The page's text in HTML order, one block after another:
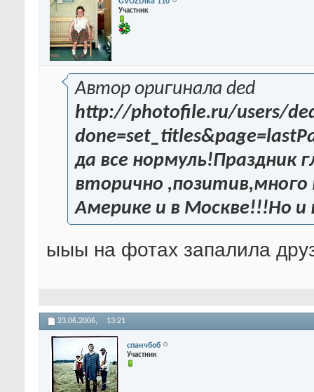
Участник
Автор оригинала ded
http://photofile.ru/users/
да все нормуль!Праздник
вторично ,позитив,много
Америке и в Москве!!!Но и
ыыы на фотах запалила
23.06.2006, 13:21
спанчбоб
Участник